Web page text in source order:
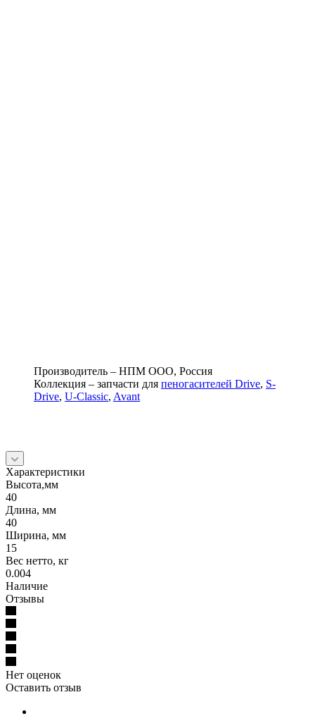
Производитель – НПМ ООО, Россия
Коллекция – запчасти для пеногасителей Drive, S-
Drive, U-Classic, Avant
Характеристики
Высота,мм
40
Длина, мм
40
Ширина, мм
15
Вес нетто, кг
0.004
Наличие
Отзывы
Нет оценок
Оставить отзыв